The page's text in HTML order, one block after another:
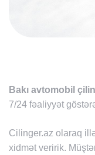
Bakı avtomobil
7/24 fəaliyyət
Cilinger.az olaraq
xidmət veririk.